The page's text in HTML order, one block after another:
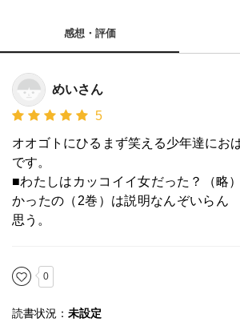
感想・評価
めいさん
5
オオゴトにひるまず笑える少年達にお
です。
■わたしはカッコイイ女だった？（略
かったの（2巻）は説明なんぞいらん
思う。
0
読書状況： 未設定